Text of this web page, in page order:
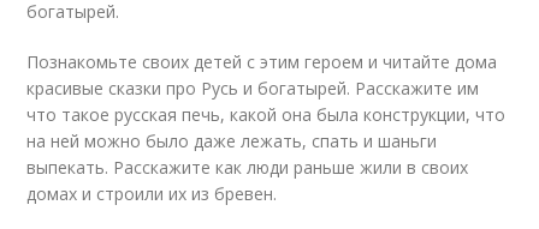
богатырей.
Познакомьте своих детей с этим героем и читайте дома
красивые сказки про Русь и богатырей. Расскажите им
что такое русская печь, какой она была конструкции, что
на ней можно было даже лежать, спать и шаньги
выпекать. Расскажите как люди раньше жили в своих
домах и строили их из бревен.